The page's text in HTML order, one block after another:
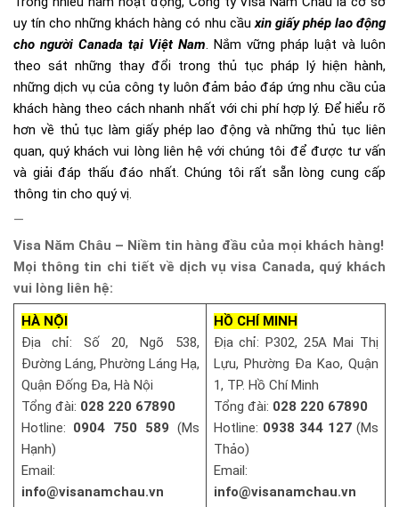
uy tín cho những khách hàng có nhu cầuxin giấy phép lao động
cho người Canada tại Việt Nam. Nắm vững pháp luật và luôn
theo sát những thay đổi trong thủ tục pháp lý hiện hành,
những dịch vụ của công ty luôn đảm bảo đáp ứng nhu cầu của
khách hàng theo cách nhanh nhất với chi phí hợp lý. Để hiểu rõ
hơn về thủ tục làm giấy phép lao động và những thủ tục liên
quan, quý khách vui lòng liên hệ với chúng tôi để được tư vấn
và giải đáp thấu đáo nhất. Chúng tôi rất sẵn lòng cung cấp
thông tin cho quý vị.
—
Visa Năm Châu – Niềm tin hàng đầu của mọi khách hàng!
Mọi thông tin chi tiết về dịch vụ visa Canada, quý khách
vui lòng liên hệ:
HÀ NỘI
Địa chỉ: Số 20, Ngõ 538,
Đường Láng, Phường Láng Hạ,
Quận Đống Đa, Hà Nội
Tổng đài: 028 220 67890
Hotline: 0904 750 589 (Ms
Hạnh)
Email:
info@visanamchau.vn
HỒ CHÍ MINH
Địa chỉ: P302, 25A Mai Thị
Lựu, Phường Đa Kao, Quận
1, TP. Hồ Chí Minh
Tổng đài: 028 220 67890
Hotline: 0938 344 127(Ms
Thảo)
Email:
info@visanamchau.vn